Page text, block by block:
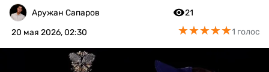
ХОККЕЙ
Аружан Сапаров
20 мая 2026, 02:30
21
★★★★★
★★★★★1 голос